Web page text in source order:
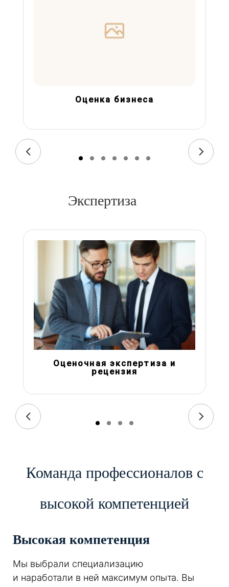
Оценка бизнеса
Экспертиза
Оценочная экспертиза и
рецензия
Команда профессионалов с
высокой компетенцией
Высокая компетенция
Мы выбрали специализацию
и наработали в ней максимум опыта. Вы